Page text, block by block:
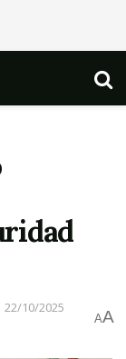
22/10/2025
AA